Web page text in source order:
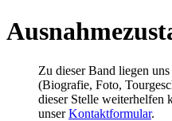
Zu dieser Band liegen
(Biografie, Foto,
dieser Stelle weiterhelfen
unserKontaktformular.